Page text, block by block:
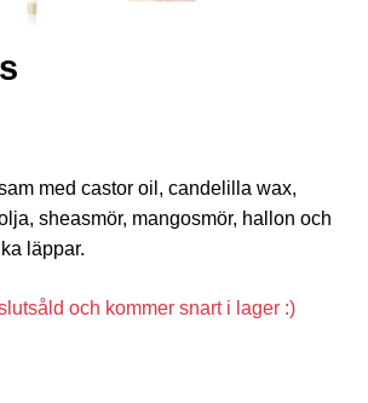
med castor oil, candelilla wax,
sheasmör, mangosmör, hallon och
läppar.
och kommer snart i lager :)